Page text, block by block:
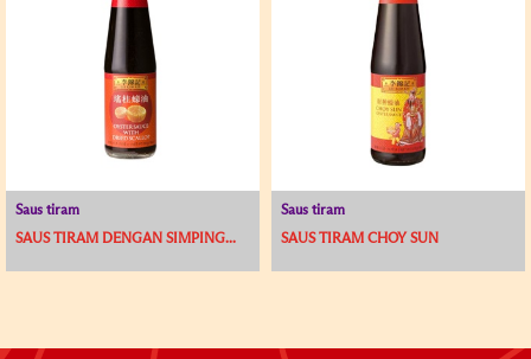
Saus tiram
SAUS TIRAM DENGAN SIMPING...
Saus tiram
SAUS TIRAM CHOY SUN